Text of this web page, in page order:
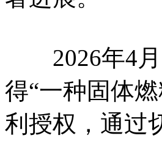
2026年4月
得“一种固体
利授权，通过